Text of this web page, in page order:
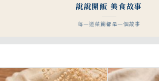
說說開飯 美食故事
每一道菜餚都是一個故事